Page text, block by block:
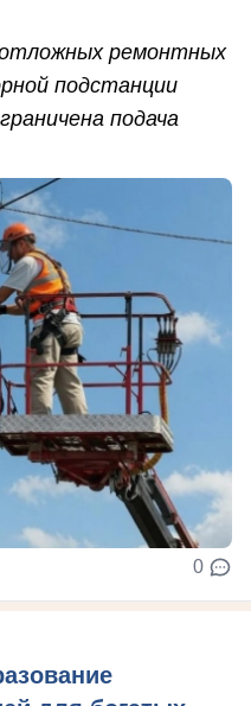
ремонтных
подстанции
подача
0